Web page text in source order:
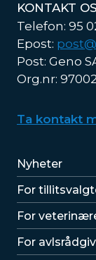
KONTAKT
Telefon: 95
Epost:
Post: Geno
Org.nr:
Ta kontakt
Lenker
Nyheter
For
For
For